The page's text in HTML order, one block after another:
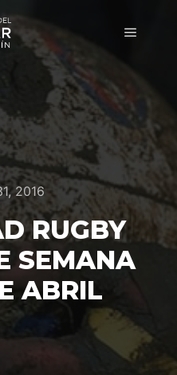
2016
RUGBY
SEMANA
ABRIL